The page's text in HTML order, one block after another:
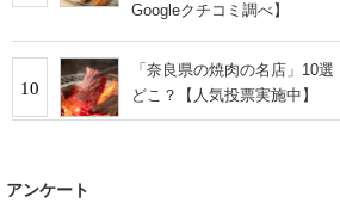
Googleクチコミ調べ】
10
「奈良県の焼肉の名店」10
どこ？【人気投票実施中】
アンケート